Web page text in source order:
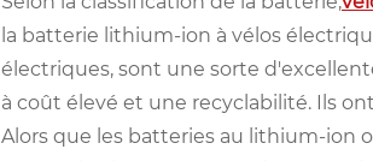
la batterie lithium-ion à vélos
électriques, sont une sorte
à coût élevé et une recyclabilité. Ils
Alors que les batteries au lithium-ion